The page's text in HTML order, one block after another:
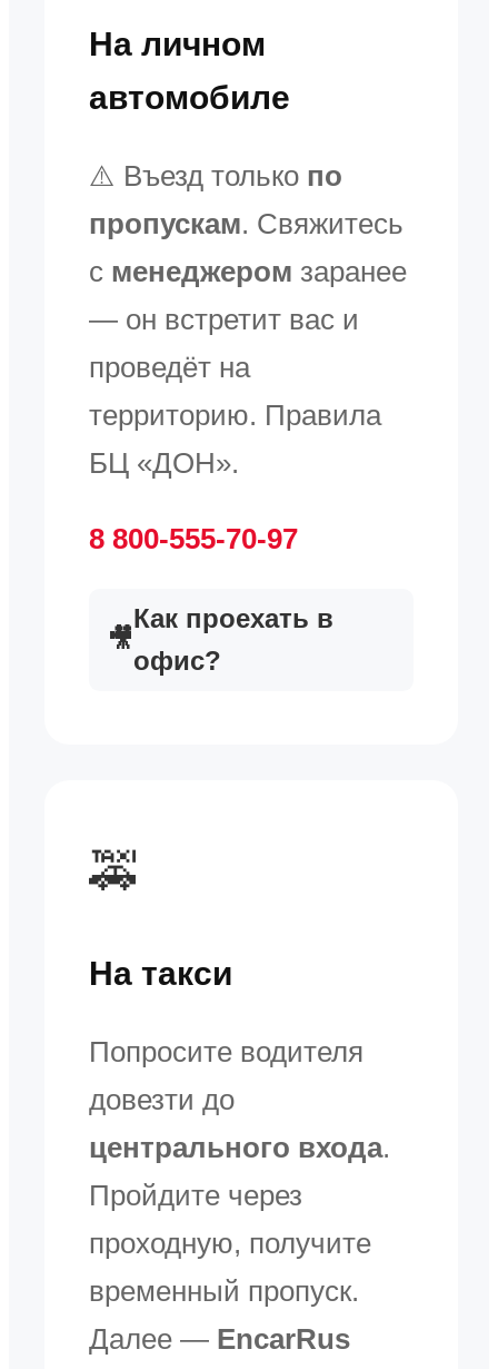
На личном
автомобиле
⚠️ Въезд только по
пропускам. Свяжитесь
с менеджером заранее
— он встретит вас и
проведёт на
территорию. Правила
БЦ «ДОН».
8 800-555-70-97
🎥
Как проехать в
офис?
🚕
На такси
Попросите водителя
довезти до
центрального входа.
Пройдите через
проходную, получите
временный пропуск.
Далее — EncarRus